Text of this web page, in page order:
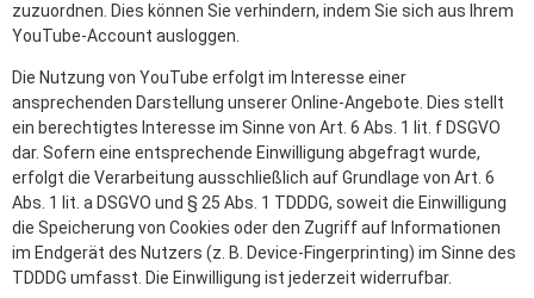
zuzuordnen. Dies können Sie verhindern, indem Sie sich aus Ihrem
YouTube-Account ausloggen.
Die Nutzung von YouTube erfolgt im Interesse einer
ansprechenden Darstellung unserer Online-Angebote. Dies stellt
ein berechtigtes Interesse im Sinne von Art. 6 Abs. 1 lit. f DSGVO
dar. Sofern eine entsprechende Einwilligung abgefragt wurde,
erfolgt die Verarbeitung ausschließlich auf Grundlage von Art. 6
Abs. 1 lit. a DSGVO und § 25 Abs. 1 TDDDG, soweit die Einwilligung
die Speicherung von Cookies oder den Zugriff auf Informationen
im Endgerät des Nutzers (z. B. Device-Fingerprinting) im Sinne des
TDDDG umfasst. Die Einwilligung ist jederzeit widerrufbar.